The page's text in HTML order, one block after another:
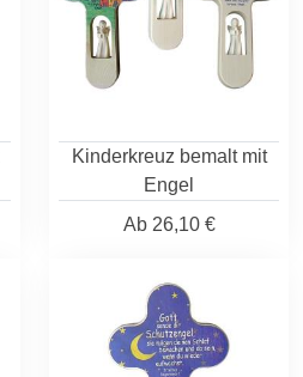
Kinderkreuz bemalt mit
Engel
Ab26,10 €